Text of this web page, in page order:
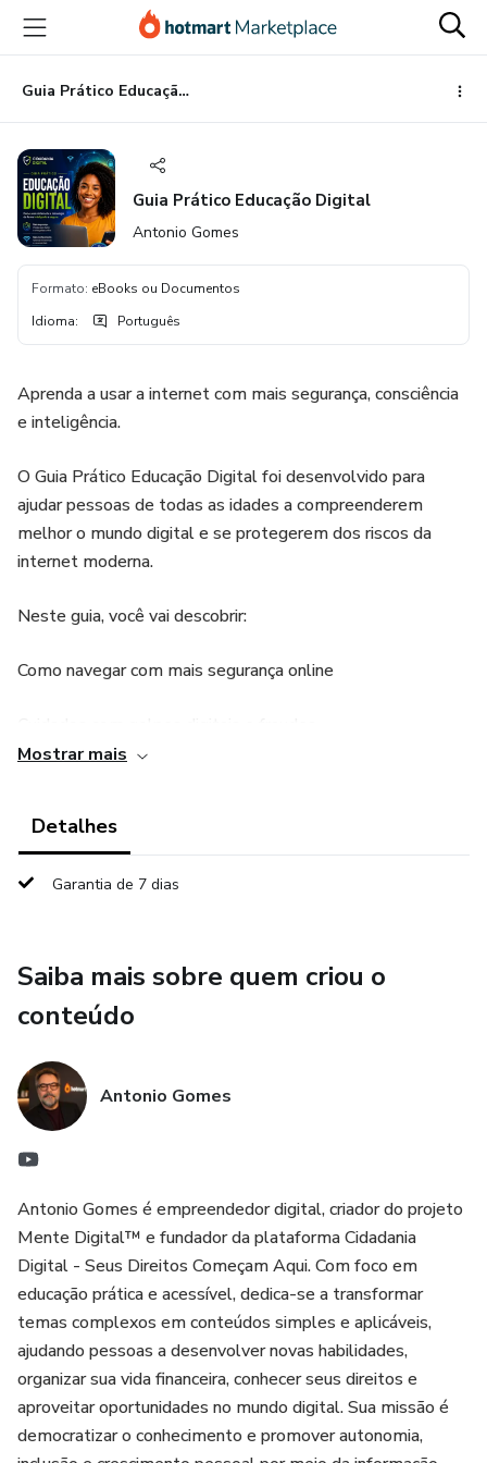
para
conteúdo
principal
para
pagamento
para
rodapé
Guia Prático Educação Digital
Guia Prático Educação Digital
Antonio Gomes
Formato: eBooks ou Documentos
Idioma: Português
Aprenda a usar a internet com mais segurança, consciência
e inteligência.
O Guia Prático Educação Digital foi desenvolvido para
ajudar pessoas de todas as idades a compreenderem
melhor o mundo digital e se protegerem dos riscos da
internet moderna.
Neste guia, você vai descobrir:
Como navegar com mais segurança online
Uso consciente das redes sociais
Como identificar fake news e manipulações
Dicas de produtividade digital
O conteúdo foi criado em linguagem simples e acessível,
ideal para iniciantes, famílias, trabalhadores e qualquer
pessoa que queira se preparar melhor para o futuro digital.
✅ Conteúdo prático e atualizado
✅ Fácil leitura
✅ Acesso imediato
✅ Material pensado para o dia a dia real
O mundo está mudando rapidamente — e a informação
Mostrar mais
Detalhes
Garantia de 7 dias
Saiba mais sobre quem criou o
conteúdo
Antonio Gomes
Antonio Gomes é empreendedor digital, criador do projeto
Mente Digital™ e fundador da plataforma Cidadania
Digital - Seus Direitos Começam Aqui. Com foco em
educação prática e acessível, dedica-se a transformar
temas complexos em conteúdos simples e aplicáveis,
ajudando pessoas a desenvolver novas habilidades,
organizar sua vida financeira, conhecer seus direitos e
aproveitar oportunidades no mundo digital. Sua missão é
democratizar o conhecimento e promover autonomia,